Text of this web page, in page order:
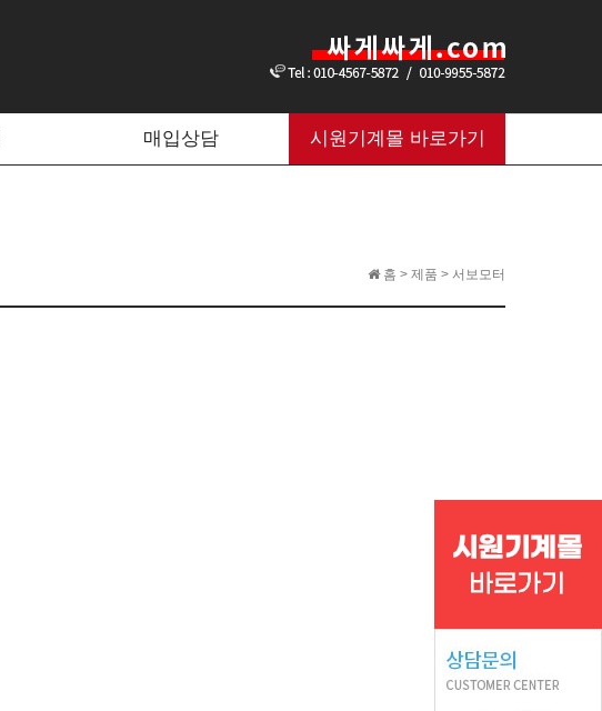
매입상담 시원기계몰 바로가기
홈 > 제품 > 서보모터